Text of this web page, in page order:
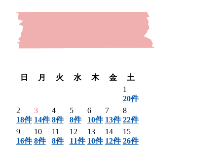
日
月 火 水 木 金
土
1
20件
2
18件
3
14件
4
8件
5
8件
6
10件
7
13件
8
22件
9
16件
10
8件
11
8件
12
11件
13
10件
14
12件
15
26件